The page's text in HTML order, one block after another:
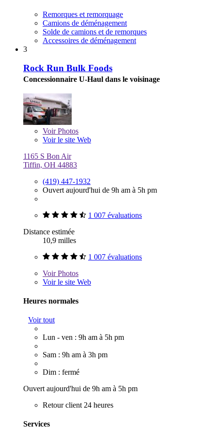
Remorques et remorquage
Camions de déménagement
Solde de camions et de remorques
Accessoires de déménagement
3
Rock Run Bulk Foods
Concessionnaire U-Haul dans le voisinage
VoirPhotos
Voir le site Web
1165 S Bon Air
Tiffin, OH 44883
(419) 447-1932
Ouvert aujourd'hui de 9h am à 5h pm
1 007 évaluations
Distance estimée
10,9 milles
1 007 évaluations
VoirPhotos
Voir le site Web
Heures normales
Voir tout
Lun - ven : 9h am à 5h pm
Sam : 9h am à 3h pm
Dim : fermé
Ouvert aujourd'hui de 9h am à 5h pm
Retour client 24 heures
Services